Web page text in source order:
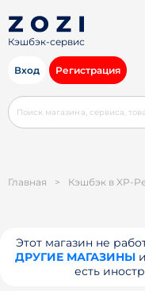
Кэшбэк-сервис
Вход Регистрация
Главная > Кэшбэк в XP-
Этот магазин не
ДРУГИЕ МАГАЗИНЫ
есть